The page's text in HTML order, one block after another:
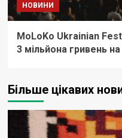
НОВИНИ
MoLoKo Ukrainian
3 мільйона гривень
Більше цікавих